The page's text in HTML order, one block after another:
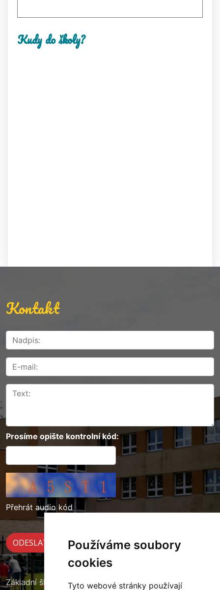
Používáme soubory
cookies
Tyto webové stránky používají
Kudy do školy?
Kontakt
Prosíme opište kontrolní kód:
Přehrát audio kód
Základní škola Cerekvice nad Loučnou